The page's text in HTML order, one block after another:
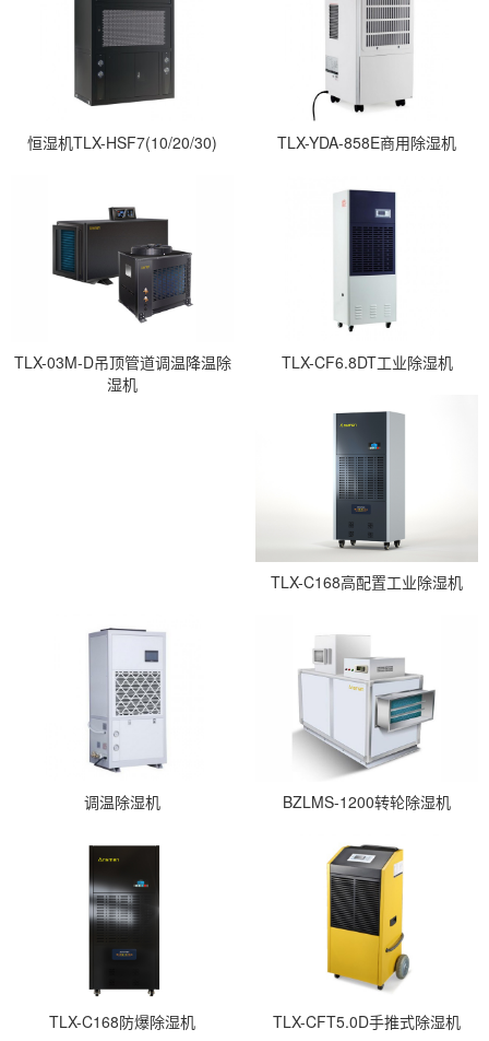
恒湿机TLX-HSF7(10/20/30) TLX-YDA-858E商用除湿机
TLX-03M-D吊顶管道调温降温除
湿机
TLX-CF6.8DT工业除湿机
TLX-C168高配置工业除湿机
调温除湿机 BZLMS-1200转轮除湿机
TLX-C168防爆除湿机 TLX-CFT5.0D手推式除湿机